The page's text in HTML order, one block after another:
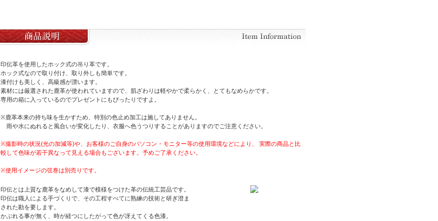
印伝革を使用したホック式の吊り革です。
ホック式なので取り付け、取り外しも簡単です。
漆付けも美しく、高級感が漂います。
素材には厳選された鹿革が使われていますので、肌ざわりは軽やかで柔らかく、とてもなめらかです。
専用の箱に入っているのでプレゼントにもぴったりですよ。
※鹿革本来の持ち味を生かすため、特別の色止め加工は施してありません。
雨や水にぬれると風合いが変化したり、衣服へ色うつりすることがありますのでご注意ください。
※撮影時の状況(光の加減等)や、お客様のご自身のパソコン・モニター等の使用環境などにより、 実際の商品と比
較して色味が若干異なって見える場合もございます。予めご了承ください。
※使用イメージの弦巻は別売りです。
印伝とは上質な鹿革をなめして漆で模様をつけた革の伝統工芸品です。
印伝は職人による手づくりで、その工程すべてに熟練の技術と研ぎ澄ま
された勘を要します。
かぶれる事が無く、時が経つにしたがって色が冴えてくる色漆。